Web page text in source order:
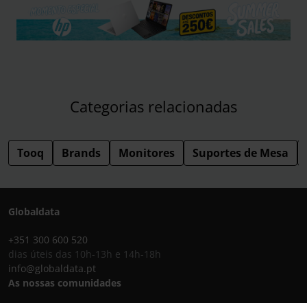
Categorias relacionadas
Tooq Brands Monitores Suportes de Mesa
Globaldata
+351 300 600 520
dias úteis das 10h-13h e 14h-18h
info@globaldata.pt
As nossas comunidades